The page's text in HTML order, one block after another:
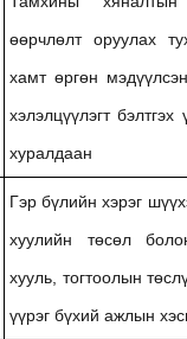
өөрчлөлт оруулах
хамт өргөн
хэлэлцүүлэгт
хуралдаан
Гэр бүлийн хэрэг
хуулийн төсөл
хууль, тогтоолын
үүрэг бүхий ажлын